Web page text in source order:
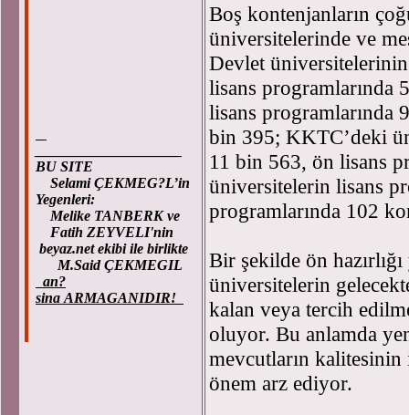
BU SITE
Selami ÇEKMEG?L’in
Yegenleri:
Melike TANBERK ve
Fatih ZEYVELI'nin
beyaz.net ekibi ile birlikte
M.Said ÇEKMEGIL
an?
sina ARMAGANIDIR!
Boş kontenjanların
üniversitelerinde ve
Devlet
lisans programlarında
lisans programlarında
bin 395; KKTC’deki
11 bin 563, ön lisans
üniversitelerin lisans
programlarında 102
Bir şekilde ön
üniversitelerin
kalan veya tercih
oluyor. Bu anlamda
mevcutların
önem arz ediyor.